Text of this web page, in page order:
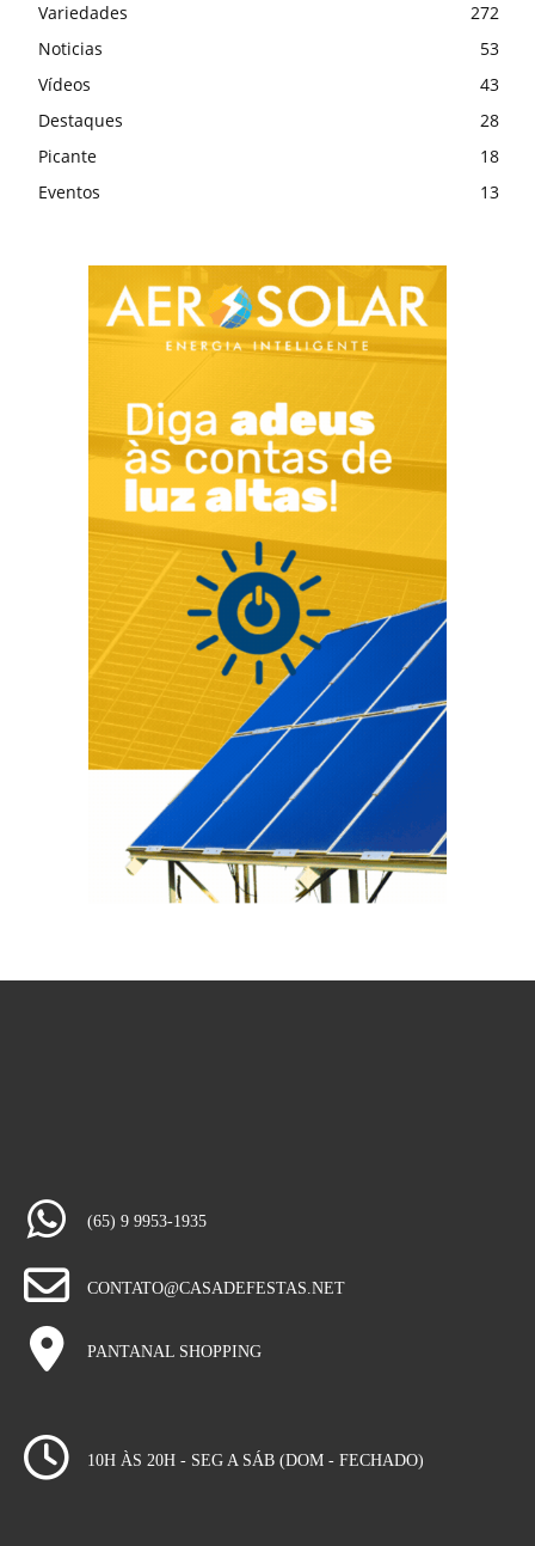
Variedades
272
Noticias
53
Vídeos
43
Destaques
28
Picante
18
Eventos
13
(65) 9 9953-1935
CONTATO@CASADEFESTAS.NET
PANTANAL SHOPPING
10H ÀS 20H - SEG A SÁB (DOM - FECHADO)